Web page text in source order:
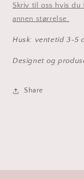
Skriv til oss hvis
annen størrelse.
Husk: ventetid 3-5
Designet og
Share